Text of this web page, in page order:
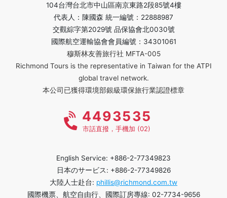
104台灣台北市中山區南京東路2段85號4樓
代表人：陳國森 統一編號：22888987
交觀綜字第2029號 品保協會北0030號
國際航空運輸協會會員編號：34301061
穆斯林友善旅行社 MFTA-005
Richmond Tours is the representative in Taiwan for the ATPI
global travel network.
本公司已獲得環境部銀級環保旅行業認證標章
4493535
市話直撥，手機加 (02)
English Service: +886-2-77349823
日本のサービス: +886-2-77349826
大陸人士赴台: phillis@richmond.com.tw
國際機票、航空自由行、國際訂房專線: 02-7734-9656